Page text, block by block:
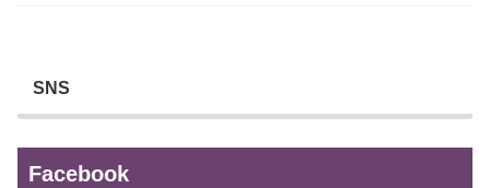
SNS
Facebook